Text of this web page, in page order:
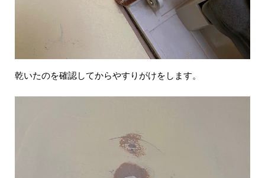
乾いたのを確認してからやすりがけをします。